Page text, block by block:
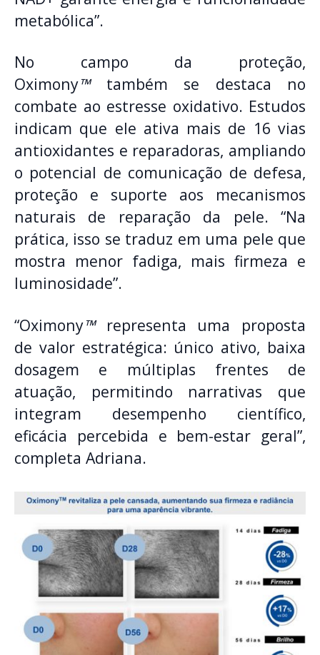
metabólica”.
No campo da proteção,
Oximony™também se destaca no
combate ao estresse oxidativo. Estudos
indicam que ele ativa mais de 16 vias
antioxidantes e reparadoras, ampliando
o potencial de comunicação de defesa,
proteção e suporte aos mecanismos
naturais de reparação da pele. “Na
prática, isso se traduz em uma pele que
mostra menor fadiga, mais firmeza e
luminosidade”.
“Oximony™representa uma proposta
de valor estratégica: único ativo, baixa
dosagem e múltiplas frentes de
atuação, permitindo narrativas que
integram desempenho científico,
eficácia percebida e bem-estar geral”,
completa Adriana.